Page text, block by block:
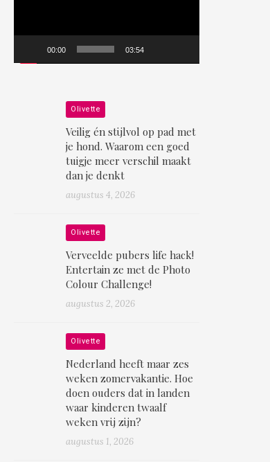
00:00 03:54
Olivette
Veilig én stijlvol op pad met
je hond. Waarom een goed
tuigje meer verschil maakt
dan je denkt
augustus 4, 2026
Olivette
Verveelde pubers life hack!
Entertain ze met de Photo
Colour Challenge!
augustus 2, 2026
Olivette
Nederland heeft maar zes
weken zomervakantie. Hoe
doen ouders dat in landen
waar kinderen twaalf
weken vrij zijn?
augustus 1, 2026